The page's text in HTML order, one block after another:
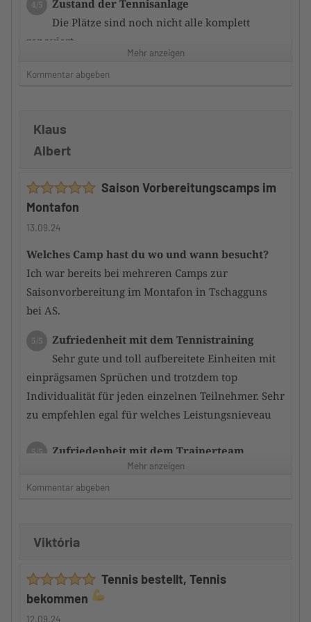
4/5
Zustand der Tennisanlage
Die Plätze sind noch nicht alle komplett
renoviert
3/5
Zufriedenheit mit dem Hotel
Frühstück ausreichend, aber nicht sternewürdig.
Service nett und zuvorkommend und stets bemüht.
besser sein.
Würdest du das Camp an andere
Mehr anzeigen
Kommentar abgeben
Klaus
Albert
Saison Vorbereitungscamps im
Montafon
13.09.24
Welches Camp hast du wo und wann besucht?
Ich war bereits bei mehreren Camps zur
Saisonvorbereitung im Montafon in Tschagguns
bei AS.
5/5
Zufriedenheit mit dem Tennistraining
Sehr gute und toll aufbereitete Einheiten mit
einprägsamen Sprüchen und trotzdem top
Individualität für jeden einzelnen Teilnehmer. Sehr
zu empfehlen egal für welches Leistungsnieveau
5/5
Zufriedenheit mit dem Trainerteam
der bzw. die Trainer schaffen es durch
gezieltes Training immer noch ein Stückchen mehr
Auch hier kann ich nur ein riesen
Kompliment machen denn ide Teilnehmer werden
gut in das gesamte Geschehen integriert und somit
Mehr anzeigen
Kommentar abgeben
Viktória
Tennis bestellt, Tennis
bekommen
12.09.24